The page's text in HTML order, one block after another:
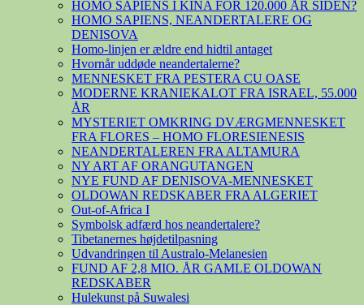
HOMO SAPIENS I KINA FOR 120.000 ÅR SIDEN?
HOMO SAPIENS, NEANDERTALERE OG
DENISOVA
Homo-linjen er ældre end hidtil antaget
Hvornår uddøde neandertalerne?
MENNESKET FRA PESTERA CU OASE
MODERNE KRANIEKALOT FRA ISRAEL, 55.000
ÅR
MYSTERIET OMKRING DVÆRGMENNESKET
FRA FLORES – HOMO FLORESIENESIS
NEANDERTALEREN FRA ALTAMURA
NY ART AF ORANGUTANGEN
NYE FUND AF DENISOVA-MENNESKET
OLDOWAN REDSKABER FRA ALGERIET
Out-of-Africa I
Symbolsk adfærd hos neandertalere?
Tibetanernes højdetilpasning
Udvandringen til Australo-Melanesien
FUND AF 2,8 MIO. ÅR GAMLE OLDOWAN
REDSKABER
Hulekunst på Suwalesi